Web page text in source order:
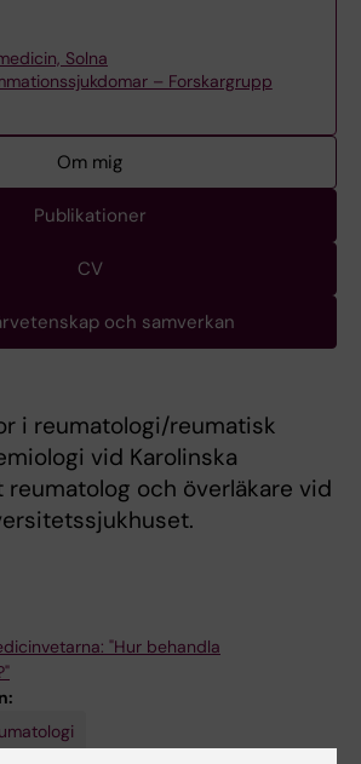
Solna
– Forskargrupp
Om mig
Publikationer
CV
och samverkan
i reumatologi/reumatisk
vid Karolinska
och överläkare vid
"Hur behandla